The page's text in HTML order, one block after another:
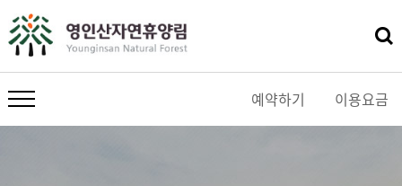
예약하기 이용요금
메뉴 열기